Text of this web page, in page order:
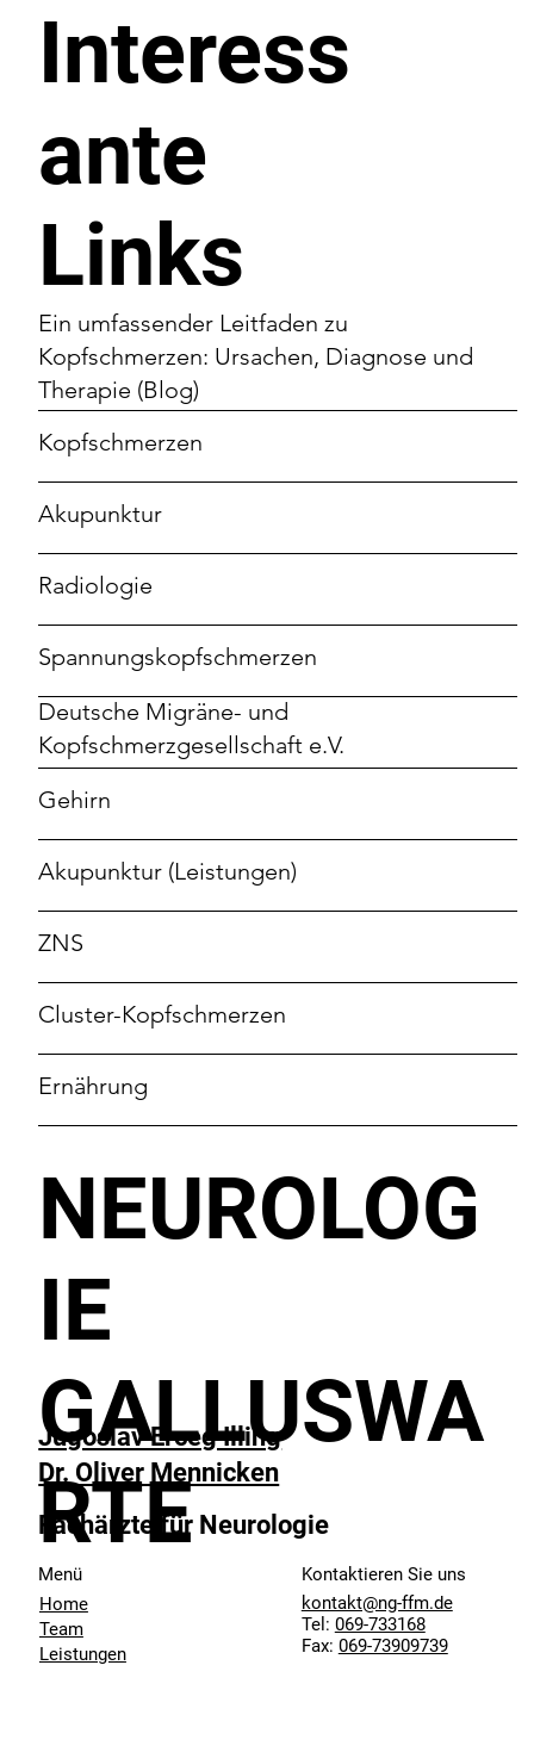
Interess
ante
Links
Ein umfassender Leitfaden zu
Kopfschmerzen: Ursachen, Diagnose und
Therapie (Blog)
Kopfschmerzen
Akupunktur
Radiologie
Spannungskopfschmerzen
Deutsche Migräne- und
Kopfschmerzgesellschaft e.V.
Gehirn
Akupunktur (Leistungen)
ZNS
Cluster-Kopfschmerzen
Ernährung
Jugoslav Erceg Illing
Dr. Oliver Mennicken
Fachärzte für Neurologie
Menü
Home
Team
Leistungen
Kontaktieren Sie uns
kontakt@ng-ffm.de
Tel: 069-733168
Fax: 069-73909739
NEUROLOG
IE
GALLUSWA
RTE